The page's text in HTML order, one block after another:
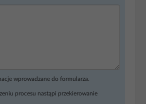
wprowadzane do formularza.
procesu nastąpi przekierowanie